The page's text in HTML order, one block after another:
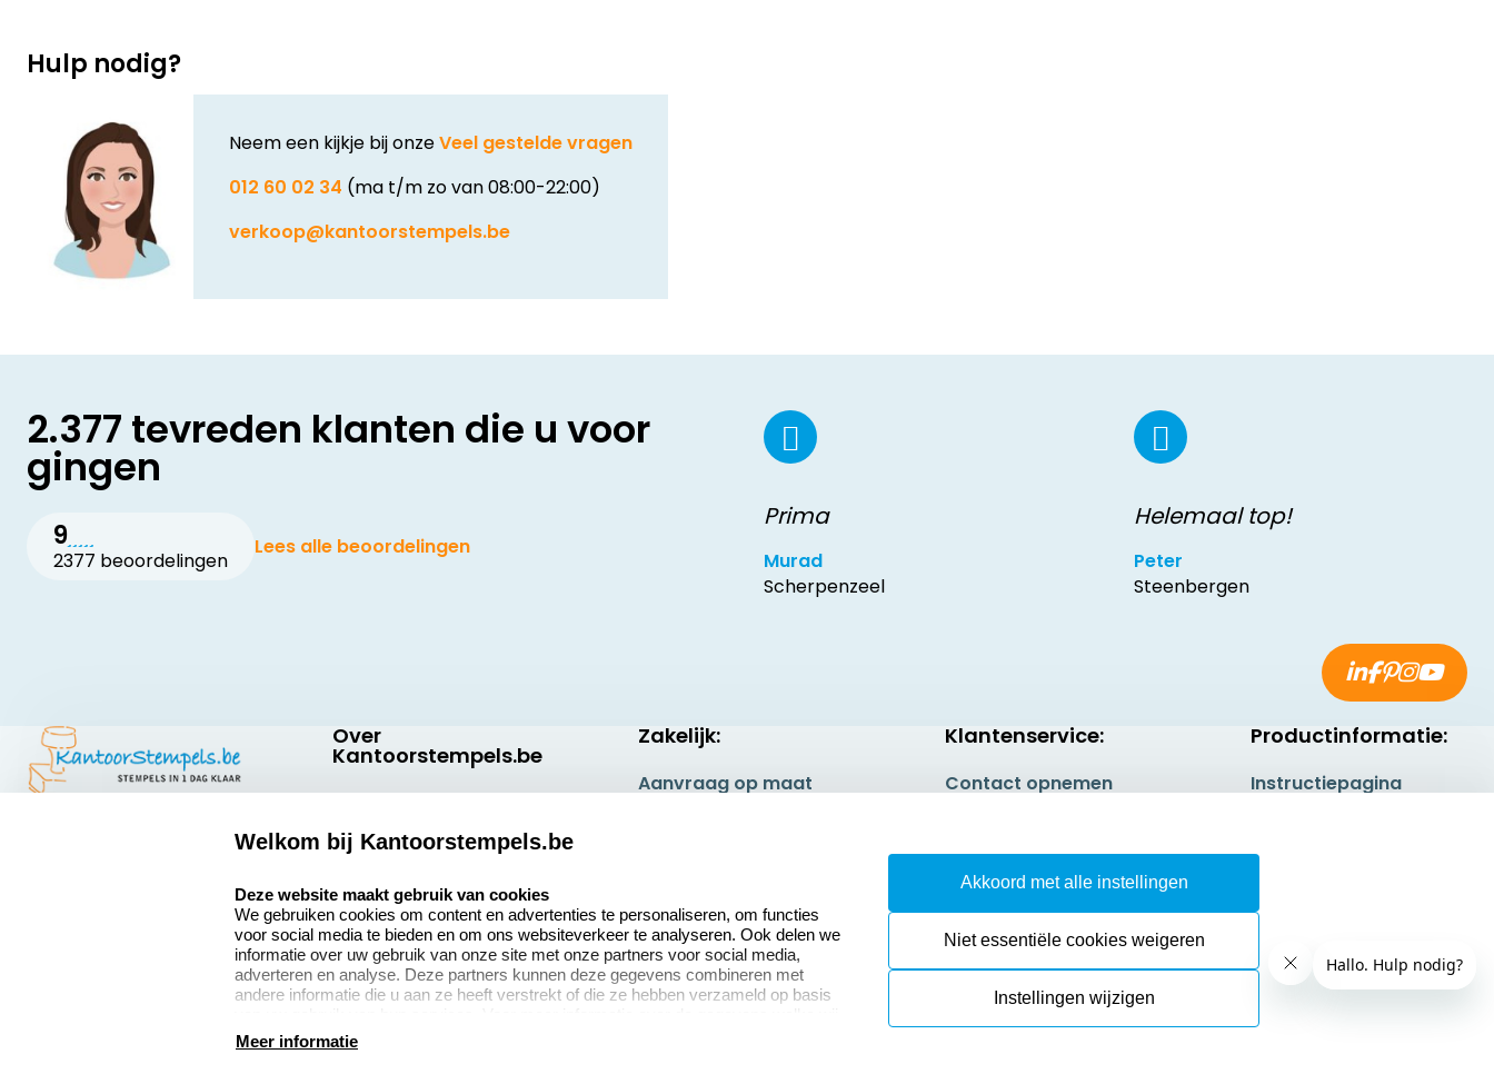
Hulp nodig?
Neem een kijkje bij onzeVeel gestelde vragen
012 60 02 34 (ma t/m zo van 08:00-22:00)
verkoop@kantoorstempels.be
2.377 tevreden klanten die u voor
gingen
9
2377 beoordelingen
Lees alle beoordelingen
Prima
Murad
Scherpenzeel
Helemaal top!
Peter
Steenbergen
Kantoorstempels.be
Over
Kantoorstempels.be
Bedrijfsgegevens
Extra informatie
Onze vacatures
Zakelijk:
Aanvraag op maat
Klantenservice:
Contact opnemen
Herroepingsrecht
Productinformatie:
Instructiepagina
Safety Sheets
Sitemap
Welkom bij Kantoorstempels.be
Deze website maakt gebruik van cookies
We gebruiken cookies om content en advertenties te personaliseren, om functies
voor social media te bieden en om ons websiteverkeer te analyseren. Ook delen we
informatie over uw gebruik van onze site met onze partners voor social media,
adverteren en analyse. Deze partners kunnen deze gegevens combineren met
andere informatie die u aan ze heeft verstrekt of die ze hebben verzameld op basis
verzamelen verwijzen wij u graag door naar ons privacy statement.
Meer informatie
Akkoord met alle instellingen
Niet essentiële cookies weigeren
Instellingen wijzigen